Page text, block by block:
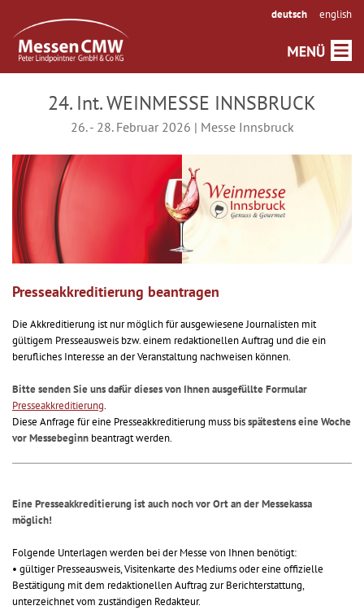
deutsch english
24. Int. WEINMESSE INNSBRUCK
26. - 28. Februar 2026 | Messe Innsbruck
Presseakkreditierung beantragen
Die Akkreditierung ist nur möglich für ausgewiesene Journalisten mit
gültigem Presseausweis bzw. einem redaktionellen Auftrag und die ein
berufliches Interesse an der Veranstaltung nachweisen können.
Bitte senden Sie uns dafür dieses von Ihnen ausgefüllte Formular
Presseakkreditierung.
Diese Anfrage für eine Presseakkreditierung muss bisspätestens eine Woche
vor Messebeginn beantragt werden.
Eine Presseakkreditierung ist auch noch vor Ort an der Messekassa
möglich!
Folgende Unterlagen werden bei der Messe von Ihnen benötigt:
• gültiger Presseausweis, Visitenkarte des Mediums oder eine offizielle
Bestätigung mit dem redaktionellen Auftrag zur Berichterstattung,
unterzeichnet vom zuständigen Redakteur.